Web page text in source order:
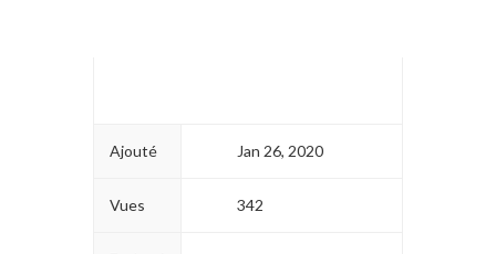
Ajouté Jan 26, 2020
Vues 342